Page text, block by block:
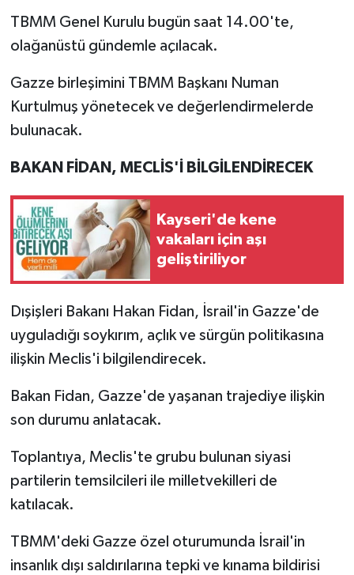
TBMM Genel Kurulu bugün saat 14.00'te,
olağanüstü gündemle açılacak.
Gazze birleşimini TBMM Başkanı Numan
Kurtulmuş yönetecek ve değerlendirmelerde
bulunacak.
BAKAN FİDAN, MECLİS'İ BİLGİLENDİRECEK
Kayseri'de kene
vakaları için aşı
geliştiriliyor
Dışişleri Bakanı Hakan Fidan, İsrail'in Gazze'de
uyguladığı soykırım, açlık ve sürgün politikasına
ilişkin Meclis'i bilgilendirecek.
Bakan Fidan, Gazze'de yaşanan trajediye ilişkin
son durumu anlatacak.
Toplantıya, Meclis'te grubu bulunan siyasi
partilerin temsilcileri ile milletvekilleri de
katılacak.
TBMM'deki Gazze özel oturumunda İsrail'in
insanlık dışı saldırılarına tepki ve kınama bildirisi